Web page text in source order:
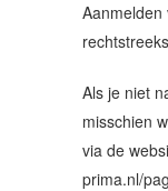
Aanmelden
Als je niet
misschien
via de
prima.nl/